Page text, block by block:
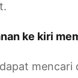
ke kiri
mencari